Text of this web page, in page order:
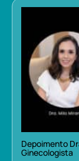
Depoimento
Ginecologista